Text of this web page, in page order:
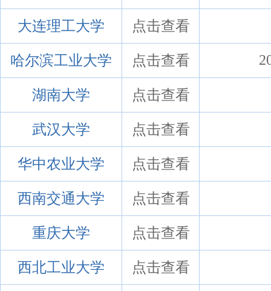
大连理工大学 点击查看
哈尔滨工业大学 点击查看
湖南大学 点击查看
武汉大学 点击查看
华中农业大学 点击查看
西南交通大学 点击查看
重庆大学 点击查看
西北工业大学 点击查看